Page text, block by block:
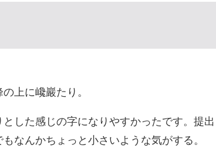
上に巉巖たり。
した感じの字になりやすかったです。提出
なんかちょっと小さいような気がする。